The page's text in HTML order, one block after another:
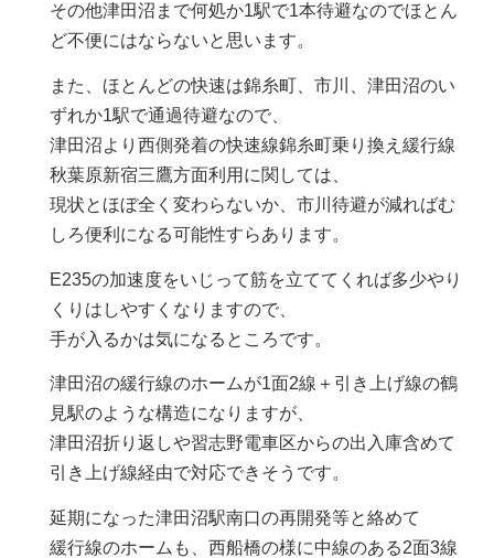
その他津田沼まで何処か1駅で1本待避なのでほとん
ど不便にはならないと思います。
また、ほとんどの快速は錦糸町、市川、津田沼のい
ずれか1駅で通過待避なので、
津田沼より西側発着の快速線錦糸町乗り換え緩行線
秋葉原新宿三鷹方面利用に関しては、
現状とほぼ全く変わらないか、市川待避が減ればむ
しろ便利になる可能性すらあります。
E235の加速度をいじって筋を立ててくれば多少やり
くりはしやすくなりますので、
手が入るかは気になるところです。
津田沼の緩行線のホームが1面2線＋引き上げ線の鶴
見駅のような構造になりますが、
津田沼折り返しや習志野電車区からの出入庫含めて
引き上げ線経由で対応できそうです。
延期になった津田沼駅南口の再開発等と絡めて
緩行線のホームも、西船橋の様に中線のある2面3線